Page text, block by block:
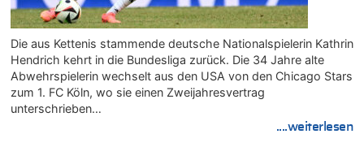
Die aus Kettenis stammende deutsche Nationalspielerin Kathrin
Hendrich kehrt in die Bundesliga zurück. Die 34 Jahre alte
Abwehrspielerin wechselt aus den USA von den Chicago Stars
zum 1. FC Köln, wo sie einen Zweijahresvertrag
unterschrieben…
....weiterlesen